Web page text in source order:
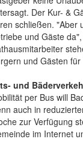
Der Kur- &
schließen. "Aber
und Gäste
und Gästen
und
per Bus will
auch in
zur Verfügung
im Internet